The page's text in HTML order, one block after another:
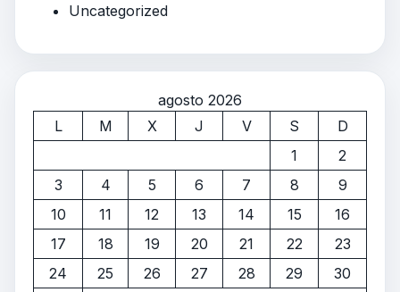
Uncategorized
agosto 2026
L
M X J V S
D
1
2
3
4 5 6 7 8
9
10
11 12 13 14 15
16
17
18 19 20 21 22
23
24
25 26 27 28 29
30